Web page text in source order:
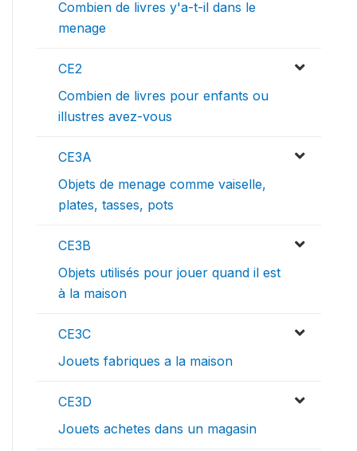
Combien de livres y'a-t-il dans le
menage
CE2
Combien de livres pour enfants ou
illustres avez-vous
CE3A
Objets de menage comme vaiselle,
plates, tasses, pots
CE3B
Objets utilisés pour jouer quand il est
à la maison
CE3C
Jouets fabriques a la maison
CE3D
Jouets achetes dans un magasin